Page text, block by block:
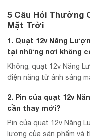
5 Câu Hỏi Thường
Mặt Trời
1. Quạt 12v Năng
tại những nơi không
Không, quạt 12v Năng
điện năng từ ánh sáng
2. Pin của quạt 12v
cần thay mới?
Pin của quạt 12v Năng
lượng của sản phẩm và